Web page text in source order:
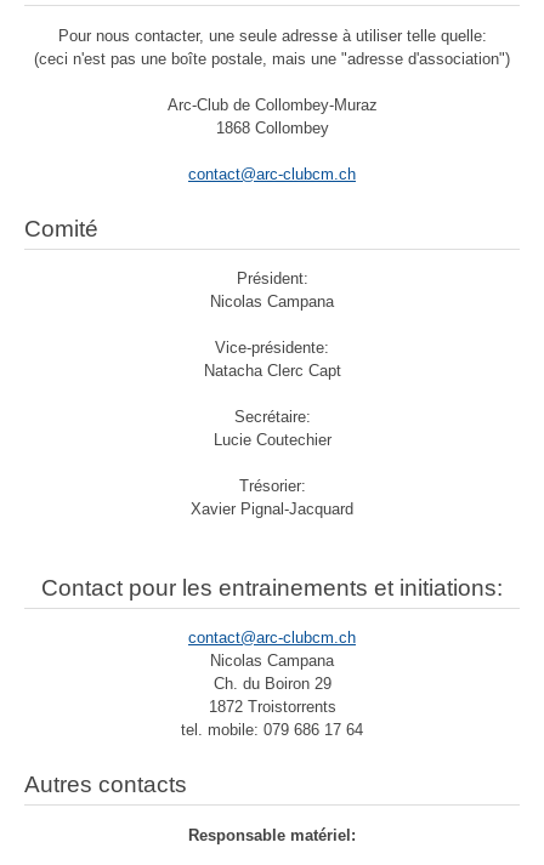
Pour nous contacter, une seule adresse à utiliser telle quelle:
(ceci n'est pas une boîte postale, mais une "adresse d'association")
Arc-Club de Collombey-Muraz
1868 Collombey
contact@arc-clubcm.ch
Comité
Président:
Nicolas Campana
Vice-présidente:
Natacha Clerc Capt
Secrétaire:
Lucie Coutechier
Trésorier:
Xavier Pignal-Jacquard
Contact pour les entrainements et initiations:
contact@arc-clubcm.ch
Nicolas Campana
Ch. du Boiron 29
1872 Troistorrents
tel. mobile: 079 686 17 64
Autres contacts
Responsable matériel: